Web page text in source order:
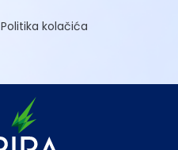
Politika kolačića